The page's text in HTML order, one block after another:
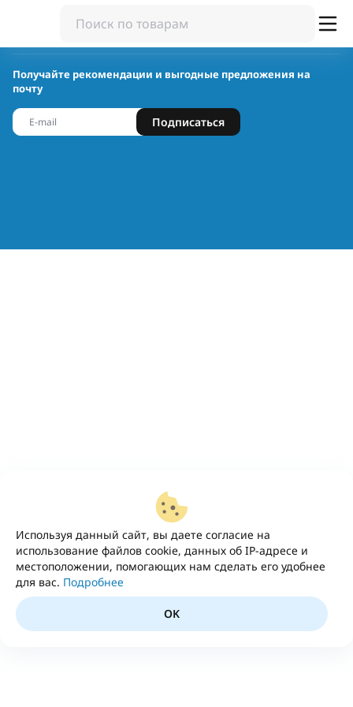
Используя данный сайт, вы даете согласие на
использование файлов cookie, данных об IP-адресе и
местоположении, помогающих нам сделать его удобнее
для вас. Подробнее
OK
Получайте рекомендации и выгодные предложения на
почту
Подписаться